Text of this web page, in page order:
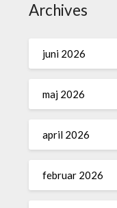
Archives
juni 2026
maj 2026
april 2026
februar 2026